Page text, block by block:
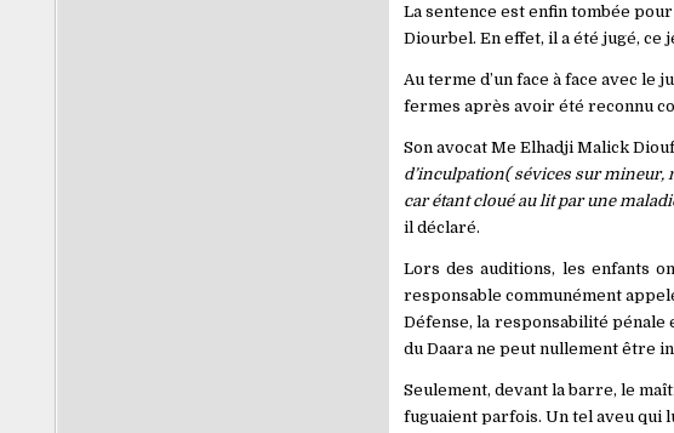
La sentence est enfin tombée
Diourbel. En effet, il a été jugé, ce
Au terme d’un face à face avec le
fermes après avoir été reconnu
Son avocat Me Elhadji Malick
d’inculpation( sévices sur mineur,
car étant cloué au lit par une
il déclaré.
Lors des auditions, les enfants
responsable communément
Défense, la responsabilité
du Daara ne peut nullement être
Seulement, devant la barre, le
fuguaient parfois. Un tel aveu qui